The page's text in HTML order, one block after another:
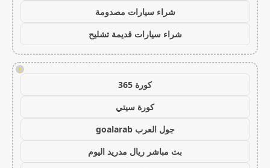
شراء سيارات مصدومة
شراء سيارات قديمة تشليح
!
كورة 365
كورة سيتي
جول العرب goalarab
بث مباشر ريال مدريد اليوم